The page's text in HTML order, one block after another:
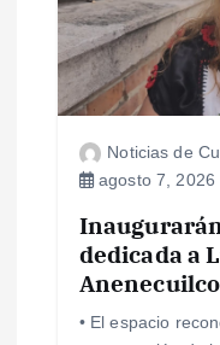
ó
n
Noticias de
agosto 7, 2026
dedicada a
Anenecuilco
• El espacio